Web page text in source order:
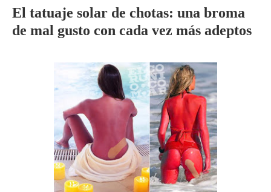
El tatuaje solar de chotas: una broma
de mal gusto con cada vez más adeptos